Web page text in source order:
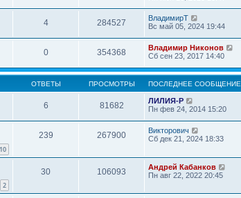
4 284527
ВладимирТ
Вс май 05, 2024 19:44
0 354368
Владимир Никонов
Сб сен 23, 2017 14:40
ОТВЕТЫ ПРОСМОТРЫ ПОСЛЕДНЕЕ СООБЩЕНИЕ
6 81682
ЛИЛИЯ-Р
Пн фев 24, 2014 15:20
10
239 267900
Викторович
Сб дек 21, 2024 18:33
2
30 106093
Андрей Кабанков
Пн авг 22, 2022 20:45